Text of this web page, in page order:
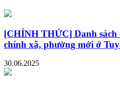
[CHÍNH THỨC] Danh sách
chính xã, phường mới ở
30.06.2025